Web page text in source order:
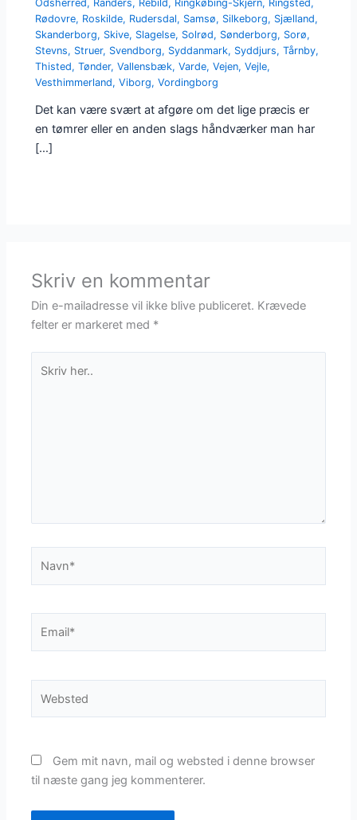
Odsherred , Randers, Rebild , Ringkøbing-Skjern, Ringsted ,
Rødovre, Roskilde, Rudersdal, Samsø, Silkeborg, Sjælland,
Skanderborg, Skive, Slagelse, Solrød, Sønderborg, Sorø,
Stevns, Struer, Svendborg, Syddanmark, Syddjurs,Tårnby,
Thisted,Tønder,Vallensbæk,Varde,Vejen,Vejle,
Vesthimmerland,Viborg,Vordingborg
Det kan være svært at afgøre om det lige præcis er
en tømrer eller en anden slags håndværker man har
[…]
Skriv en kommentar
Din e-mailadresse vil ikke blive publiceret. Krævede
felter er markeret med *
her..
Gem mit navn, mail og websted i denne browser
til næste gang jeg kommenterer.